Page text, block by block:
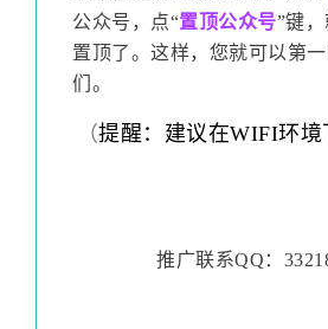
公众号，点“置顶公众号”键，
置顶了。这样，您就可以第
们。
（提醒：建议在WIFI环境
推广联系QQ：